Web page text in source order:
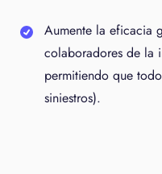
Aumente la eficacia
colaboradores de la
permitiendo que
siniestros).